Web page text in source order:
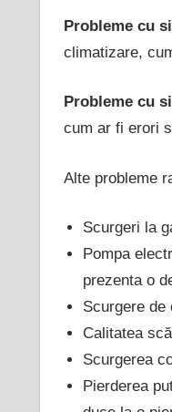
Probleme cu
climatizare,
Probleme cu
cum ar fi erori
Alte probleme
Scurgeri la
Pompa
prezenta o
Scurgere de
Calitatea
Scurgerea
Pierderea